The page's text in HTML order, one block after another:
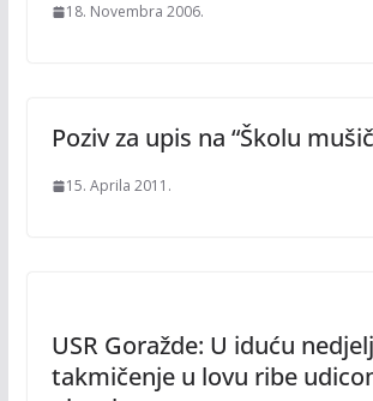
18. Novembra 2006.
Poziv za upis na “Školu
15. Aprila 2011.
USR Goražde: U iduću
takmičenje u lovu ribe